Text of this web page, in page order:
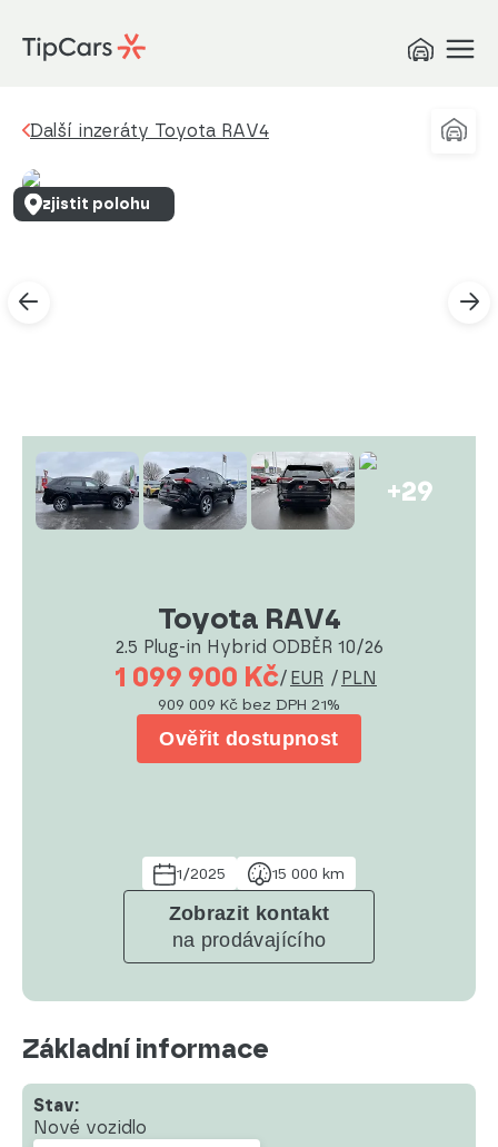
Další inzeráty Toyota RAV4
+29
Toyota RAV4
2.5 Plug-in Hybrid ODBĚR 10/26
1 099 900 Kč/ EUR / PLN
909 009 Kč bez DPH 21%
Ověřit dostupnost
1/2025 15 000 km
Zobrazit kontakt
na prodávajícího
zjistit polohu
Základní informace
Stav:
Nové vozidlo